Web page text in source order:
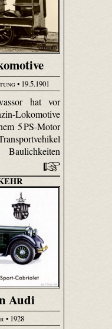
• 19.5.1901
hat vor
Lokomotive
5 PS-Motor
Audi
• 1928